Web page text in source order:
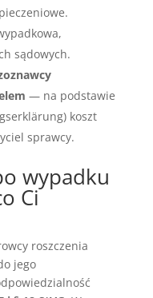
sądowych.
— na podstawie
koszt
sprawcy.
wypadku
Ci
roszczenia
jego